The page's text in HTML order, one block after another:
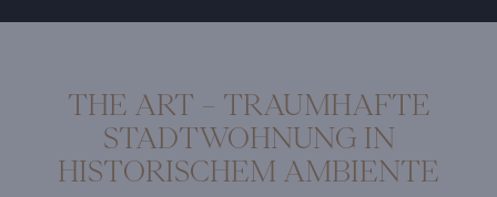
THE ART – TRAUMHAFTE
STADTWOHNUNG IN
HISTORISCHEM AMBIENTE